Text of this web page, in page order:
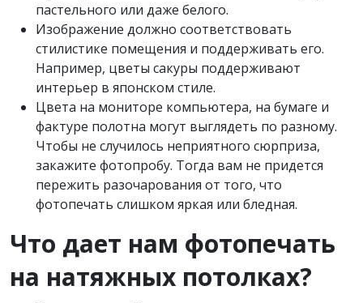
пастельного или даже белого.
Изображение должно соответствовать
стилистике помещения и поддерживать его.
Например, цветы сакуры поддерживают
интерьер в японском стиле.
Цвета на мониторе компьютера, на бумаге и
фактуре полотна могут выглядеть по разному.
Чтобы не случилось неприятного сюрприза,
закажите фотопробу. Тогда вам не придется
пережить разочарования от того, что
фотопечать слишком яркая или бледная.
Что дает нам фотопечать
на натяжных потолках?